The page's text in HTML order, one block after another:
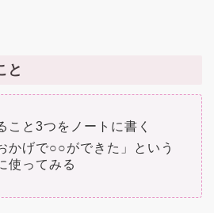
と
こと3つをノートに書く
かげで○○ができた」という
使ってみる